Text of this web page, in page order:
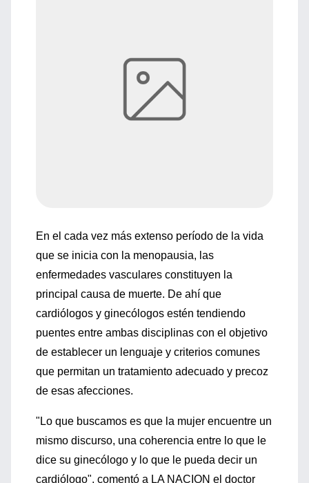
En el cada vez más extenso período de la vida
que se inicia con la menopausia, las
enfermedades vasculares constituyen la
principal causa de muerte. De ahí que
cardiólogos y ginecólogos estén tendiendo
puentes entre ambas disciplinas con el objetivo
de establecer un lenguaje y criterios comunes
que permitan un tratamiento adecuado y precoz
de esas afecciones.
"Lo que buscamos es que la mujer encuentre un
mismo discurso, una coherencia entre lo que le
dice su ginecólogo y lo que le pueda decir un
cardiólogo", comentó a LA NACION el doctor